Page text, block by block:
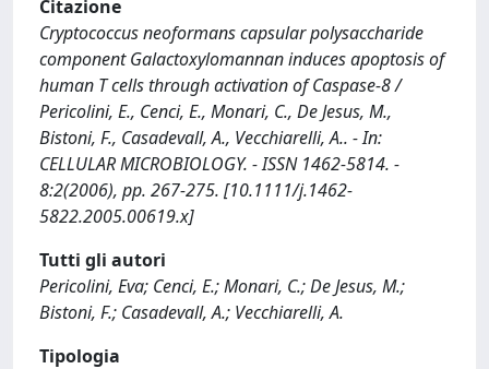
Citazione
Cryptococcus neoformans capsular polysaccharide
component Galactoxylomannan induces apoptosis of
human T cells through activation of Caspase-8 /
Pericolini, E., Cenci, E., Monari, C., De Jesus, M.,
Bistoni, F., Casadevall, A., Vecchiarelli, A.. - In:
CELLULAR MICROBIOLOGY. - ISSN 1462-5814. -
8:2(2006), pp. 267-275. [10.1111/j.1462-
5822.2005.00619.x]
Tutti gli autori
Pericolini, Eva; Cenci, E.; Monari, C.; De Jesus, M.;
Bistoni, F.; Casadevall, A.; Vecchiarelli, A.
Tipologia